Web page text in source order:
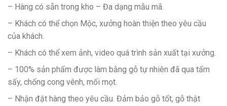
– Hàng có sẵn trong kho – Đa dạng mẫu mã.
– Khách có thể chọn Mộc, xưởng hoàn thiện theo yêu cầu
của khách.
– Khách có thể xem ảnh, video quá trình sản xuất tại xưởng.
– 100% sản phẩm được làm bằng gỗ tự nhiên đã qua tẩm
sấy, chống cong vênh, mối mọt.
– Nhận đặt hàng theo yêu cầu. Đảm bảo gỗ tốt, gỗ thật